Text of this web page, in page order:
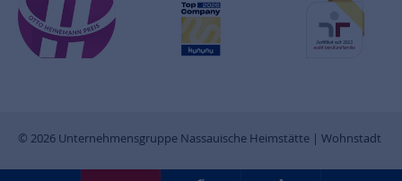
© 2026 Unternehmensgruppe Nassauische Heimstätte | Wohnstadt